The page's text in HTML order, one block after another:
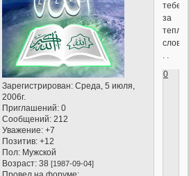
Зарегистрирован: Среда, 5 июля,
2006г.
Приглашений: 0
Сообщений: 212
Уважение: +7
Позитив: +12
Пол: Мужской
Возраст: 38[1987-09-04]
тебе
за
слова.
. .
0